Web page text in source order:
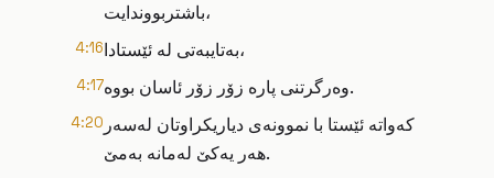
باشتربووندایت،
4:16 بەتایبەتی لە ئێستادا،
4:17 وەرگرتنی پارە زۆر زۆر ئاسان بووە.
4:20 کەواتە ئێستا با نموونەی دیاریکراوتان لەسەر
هەر یەکێ لەمانە بەمێ.